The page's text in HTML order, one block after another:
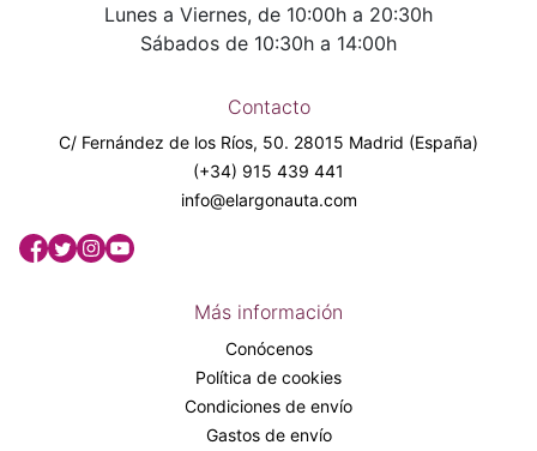
Lunes a Viernes, de 10:00h a 20:30h
Sábados de 10:30h a 14:00h
Contacto
C/ Fernández de los Ríos, 50. 28015 Madrid (España)
(+34) 915 439 441
info@elargonauta.com
Más información
Conócenos
Política de cookies
Condiciones de envío
Gastos de envío